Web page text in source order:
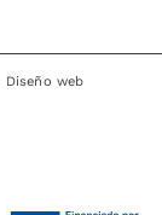
Diseño web